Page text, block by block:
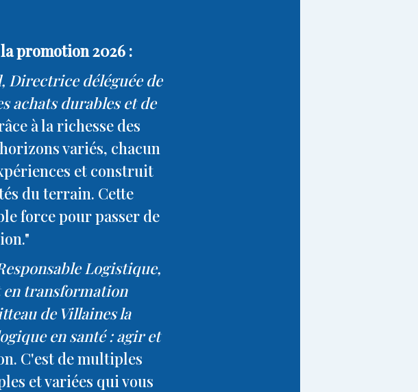
promotion 2026 :
Directrice déléguée de
achats durables et de
à la richesse des
variés, chacun
et construit
du terrain. Cette
force pour passer de
Logistique,
en transformation
de Villaines la
en santé : agir et
C'est de multiples
et variées qui vous